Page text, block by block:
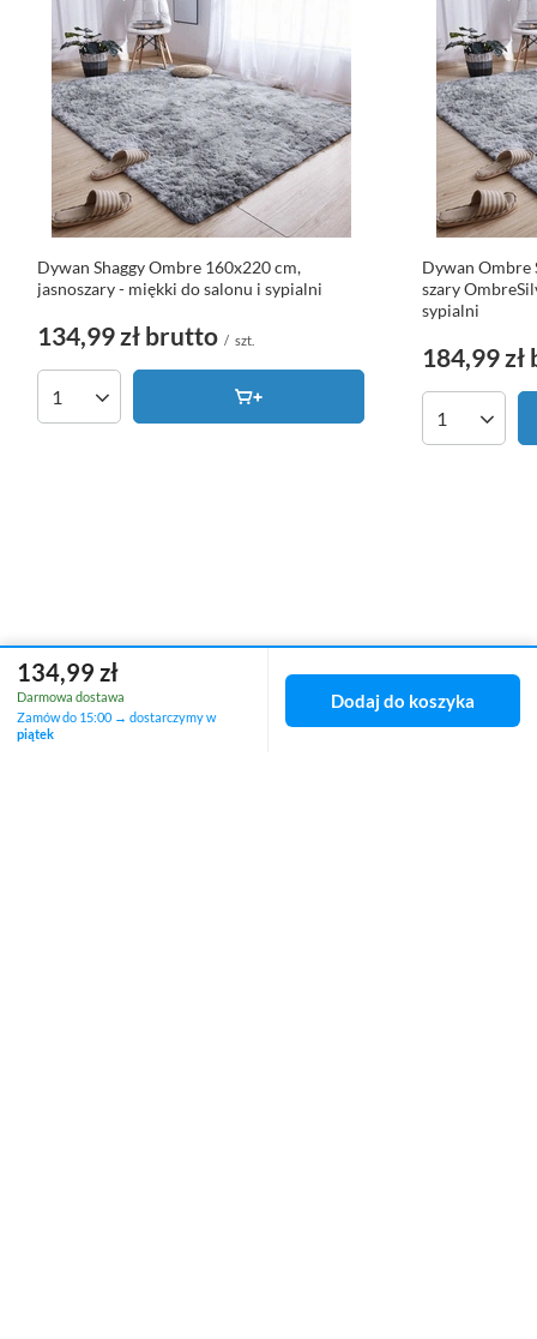
Dywan Shaggy Ombre 160x220 cm,
jasnoszary - miękki do salonu i sypialni
134,99 zł brutto / szt.
Ilość produktów
Dywan Ombre
szary
sypialni
184,99 zł
Ilość
Zamówienia
Status zamówienia
134,99 zł
Darmowa dostawa
Zamów do 15:00 → dostarczymy w
piątek
Dodaj do koszyka